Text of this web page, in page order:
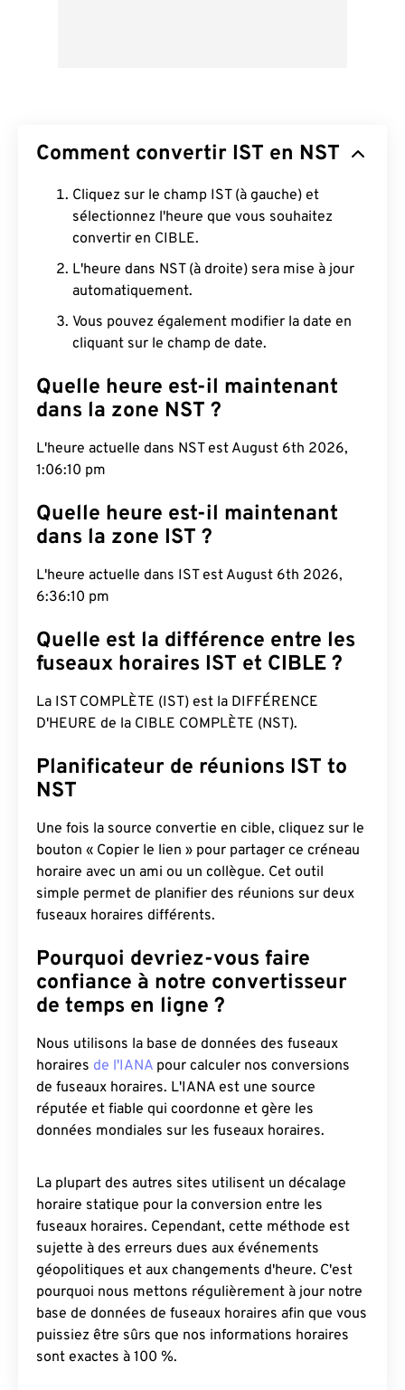
Comment convertir IST en NST
Cliquez sur le champ IST (à gauche) et
sélectionnez l'heure que vous souhaitez
convertir en CIBLE.
L'heure dans NST (à droite) sera mise à jour
automatiquement.
Vous pouvez également modifier la date en
cliquant sur le champ de date.
Quelle heure est-il maintenant
dans la zone NST ?
L'heure actuelle dans NST est August 6th 2026,
1:06:11 pm
Quelle heure est-il maintenant
dans la zone IST ?
L'heure actuelle dans IST est August 6th 2026,
6:36:11 pm
Quelle est la différence entre les
fuseaux horaires IST et CIBLE ?
La IST COMPLÈTE (IST) est la DIFFÉRENCE
D'HEURE de la CIBLE COMPLÈTE (NST).
Planificateur de réunions IST to
NST
Une fois la source convertie en cible, cliquez sur le
bouton « Copier le lien » pour partager ce créneau
horaire avec un ami ou un collègue. Cet outil
simple permet de planifier des réunions sur deux
fuseaux horaires différents.
Pourquoi devriez-vous faire
confiance à notre convertisseur
de temps en ligne ?
Nous utilisons la base de données des fuseaux
horaires de l'IANA pour calculer nos conversions
de fuseaux horaires. L'IANA est une source
réputée et fiable qui coordonne et gère les
données mondiales sur les fuseaux horaires.
La plupart des autres sites utilisent un décalage
horaire statique pour la conversion entre les
fuseaux horaires. Cependant, cette méthode est
sujette à des erreurs dues aux événements
géopolitiques et aux changements d'heure. C'est
pourquoi nous mettons régulièrement à jour notre
base de données de fuseaux horaires afin que vous
puissiez être sûrs que nos informations horaires
sont exactes à 100 %.